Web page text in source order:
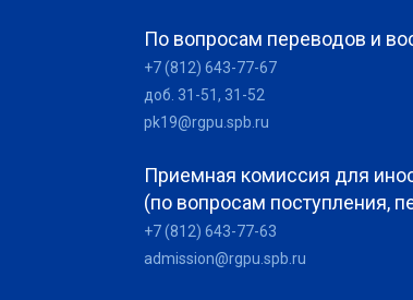
По вопросам переводов и
+7 (812) 643-77-67
доб. 31-51, 31-52
pk19@rgpu.spb.ru
Приемная комиссия для
(по вопросам поступления,
+7 (812) 643-77-63
admission@rgpu.spb.ru